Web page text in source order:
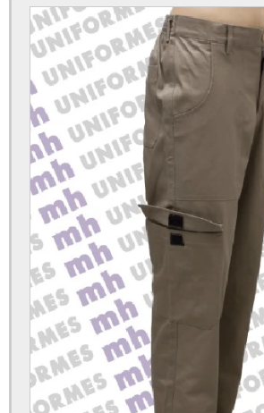
Fabrica de calça brim
Fábrica de uniforme social
Fábrica de uniformes hospitalares
Fábrica de uniformes sp
Fabricante de uniformes
Fabricante de uniformes em brim
Fabricante de uniformes para empresas
Fabricante de uniformes profissionais
Guarda pó brim
Jaleco gola esporte
Jaleco gola italiana
Jaleco gola padre branco
Jaleco sem manga branco